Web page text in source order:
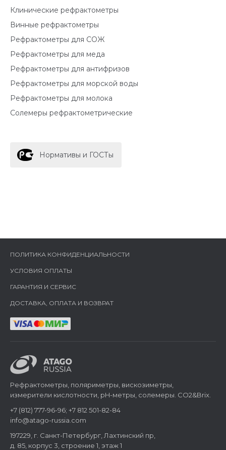
Клинические рефрактометры
Винные рефрактометры
Рефрактометры для СОЖ
Рефрактометры для меда
Рефрактометры для антифризов
Рефрактометры для морской воды
Рефрактометры для молока
Солемеры рефрактометрические
Нормативы и ГОСТы
ПОЛИТИКА КОНФИДЕНЦИАЛЬНОСТИ
УСЛОВИЯ ОПЛАТЫ
ГАРАНТИЯ И СЕРВИС
ДОСТАВКА, ОПЛАТА И ВОЗВРАТ
Рефрактометры, поляриметры, вискозиметры,
измерители кислотности, pH-метры, солемеры. CO2&Brix.
+7 (812) 777-96-96; +7 812 501-82-84
info@atago-russia.com
197229, г. Санкт-Петербург, Лахтинский пр,
д. 85, корпус 3, строение 1, этаж 1